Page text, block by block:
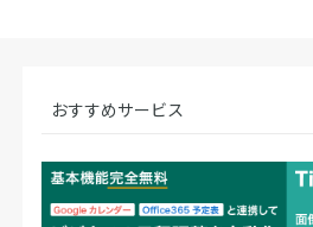
おすすめサービス